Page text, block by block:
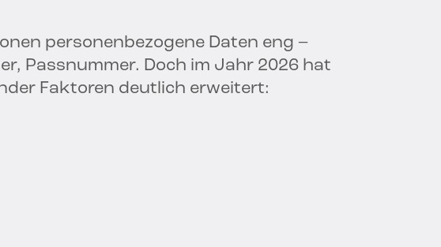
personenbezogene Daten eng –
Passnummer. Doch im Jahr 2026 hat
Faktoren deutlich erweitert: